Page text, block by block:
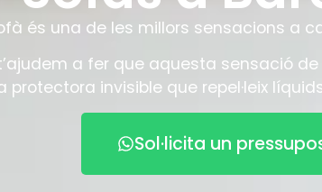
és una de les millors sensacions a
a fer que aquesta sensació
protectora invisible que repel·leix
Sol·licita un